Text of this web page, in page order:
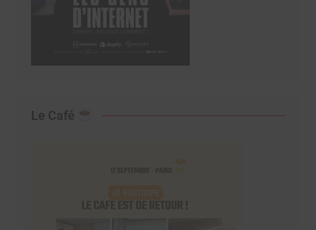
Le Café